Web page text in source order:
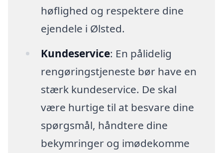
høflighed og respektere dine
ejendele i Ølsted.
Kundeservice: En pålidelig
rengøringstjeneste bør have en
stærk kundeservice. De skal
være hurtige til at besvare dine
spørgsmål, håndtere dine
bekymringer og imødekomme